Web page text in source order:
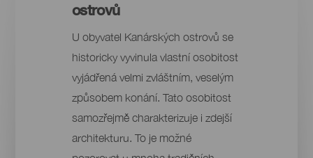
ostrovů
U obyvatel Kanárských ostrovů se
historicky vyvinula vlastní osobitost
vyjádřená velmi zvláštním, veselým
způsobem konání. Tato osobitost
samozřejmě charakterizuje i zdejší
architekturu. To je možné